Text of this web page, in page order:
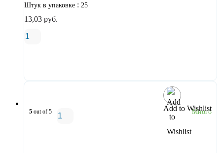
Штук в упаковке : 25
13,03 руб.
Add to Wishlist
5 out of 5 Много